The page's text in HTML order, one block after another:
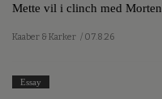
Mette vil i clinch med Morten
Kaaber & Karker / 07.8.26
Essay